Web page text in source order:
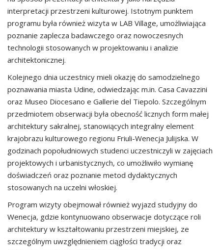
interpretacji przestrzeni kulturowej. Istotnym punktem
programu była również wizyta w LAB Village, umożliwiająca
poznanie zaplecza badawczego oraz nowoczesnych
technologii stosowanych w projektowaniu i analizie
architektonicznej.
Kolejnego dnia uczestnicy mieli okazję do samodzielnego
poznawania miasta Udine, odwiedzając m.in. Casa Cavazzini
oraz Museo Diocesano e Gallerie del Tiepolo. Szczególnym
przedmiotem obserwacji była obecność licznych form małej
architektury sakralnej, stanowiących integralny element
krajobrazu kulturowego regionu Friuli-Wenecja Julijska. W
godzinach popołudniowych studenci uczestniczyli w zajęciach
projektowych i urbanistycznych, co umożliwiło wymianę
doświadczeń oraz poznanie metod dydaktycznych
stosowanych na uczelni włoskiej.
Program wizyty obejmował również wyjazd studyjny do
Wenecja, gdzie kontynuowano obserwacje dotyczące roli
architektury w kształtowaniu przestrzeni miejskiej, ze
szczególnym uwzględnieniem ciągłości tradycji oraz